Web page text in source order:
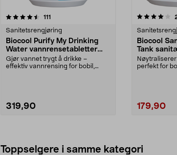
111
Sanitetsrengjøring
Biocool Purify My Drinking
Water vannrensetabletter
250 stk.
Gjør vannet trygt å drikke –
effektiv vannrensing for bobil,
319,90
4.0av 5 stjerner
Biocool
Tank
stk
perfekt for
179,90
Toppselgere i samme kategori